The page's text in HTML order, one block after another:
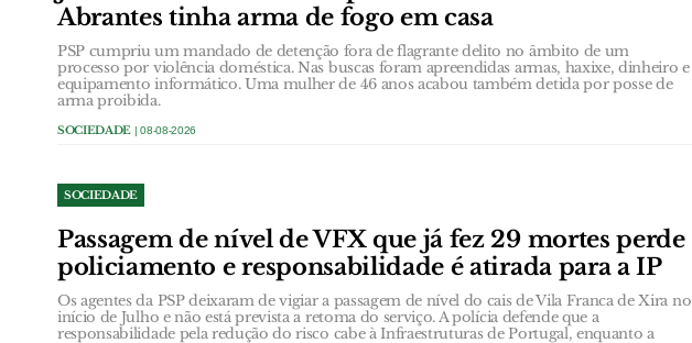
Abrantes tinha arma de fogo em casa
PSP cumpriu um mandado de detenção fora de flagrante delito no âmbito de um
processo por violência doméstica. Nas buscas foram apreendidas armas, haxixe, dinheiro e
equipamento informático. Uma mulher de 46 anos acabou também detida por posse de
arma proibida.
SOCIEDADE | 08-08-2026
SOCIEDADE
Passagem de nível de VFX que já fez 29 mortes perde
policiamento e responsabilidade é atirada para a IP
Os agentes da PSP deixaram de vigiar a passagem de nível do cais de Vila Franca de Xira no
início de Julho e não está prevista a retoma do serviço. A polícia defende que a
responsabilidade pela redução do risco cabe à Infraestruturas de Portugal, enquanto a